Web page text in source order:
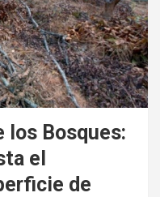
los Bosques:
el
de